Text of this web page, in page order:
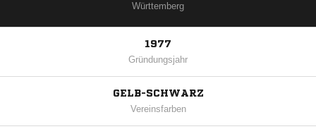
Württemberg
1977
Gründungsjahr
GELB-SCHWARZ
Vereinsfarben